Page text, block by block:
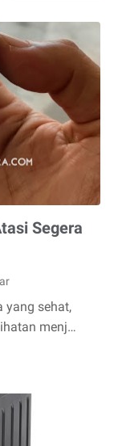
Segera
yang sehat,
menj…